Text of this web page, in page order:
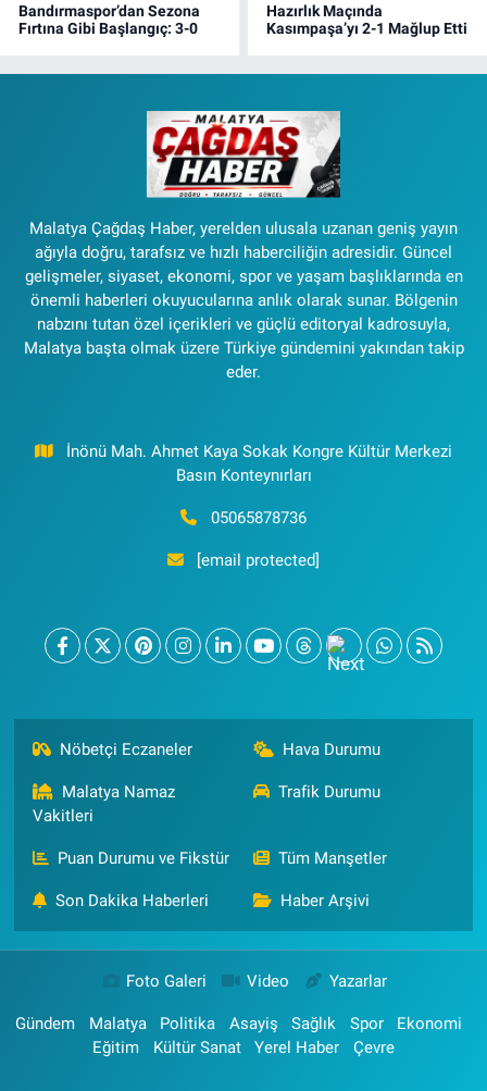
Bandırmaspor’dan Sezona
Fırtına Gibi Başlangıç: 3-0
Hazırlık Maçında
Kasımpaşa’yı 2-1 Mağlup Etti
Malatya Çağdaş Haber, yerelden ulusala uzanan geniş yayın
ağıyla doğru, tarafsız ve hızlı haberciliğin adresidir. Güncel
gelişmeler, siyaset, ekonomi, spor ve yaşam başlıklarında en
önemli haberleri okuyucularına anlık olarak sunar. Bölgenin
nabzını tutan özel içerikleri ve güçlü editoryal kadrosuyla,
Malatya başta olmak üzere Türkiye gündemini yakından takip
eder.
İnönü Mah. Ahmet Kaya Sokak Kongre Kültür Merkezi
Basın Konteynırları
05065878736
[email protected]
Nöbetçi Eczaneler Hava Durumu
Malatya Namaz
Vakitleri
Trafik Durumu
Puan Durumu ve Fikstür Tüm Manşetler
Son Dakika Haberleri Haber Arşivi
Foto Galeri Video Yazarlar
Gündem Malatya Politika Asayiş Sağlık Spor
Ekonomi
Eğitim
Kültür Sanat Yerel Haber Çevre